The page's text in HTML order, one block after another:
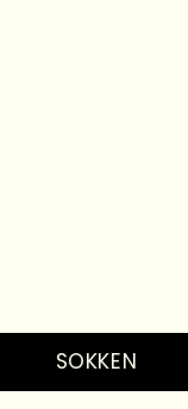
SOKKEN